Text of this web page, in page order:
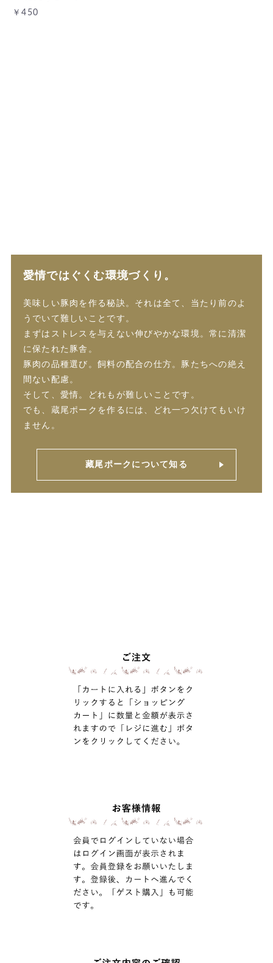
￥450
愛情ではぐくむ環境づくり。
美味しい豚肉を作る秘訣。それは全て、当たり前のよ
うでいて難しいことです。
まずはストレスを与えない伸びやかな環境。常に清潔
に保たれた豚舎。
豚肉の品種選び。飼料の配合の仕方。豚たちへの絶え
間ない配慮。
そして、愛情。どれもが難しいことです。
でも、蔵尾ポークを作るには、どれ一つ欠けてもいけ
ません。
藏尾ポークについて知る